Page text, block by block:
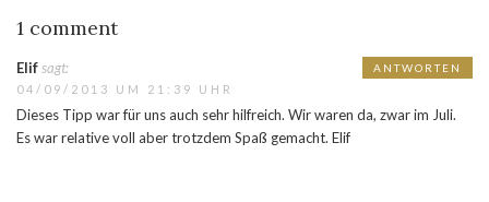
1 comment
Elifsagt:
04/09/2013 UM 21:39 UHR
Dieses Tipp war für uns auch sehr hilfreich. Wir waren da, zwar im Juli.
Es war relative voll aber trotzdem Spaß gemacht. Elif
ANTWORTEN